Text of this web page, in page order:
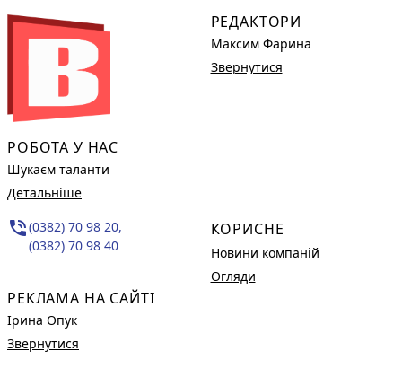
РОБОТА У НАС
Шукаєм таланти
Детальніше
phone_in_talk(0382) 70 98 20,
(0382) 70 98 40
РЕКЛАМА НА САЙТІ
Ірина Опук
Звернутися
РЕДАКТОРИ
Максим Фарина
Звернутися
КОРИСНЕ
Новини компаній
Огляди